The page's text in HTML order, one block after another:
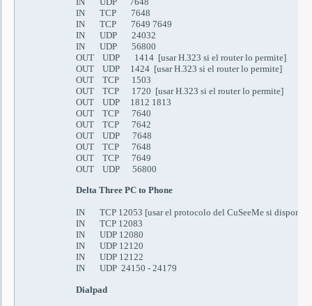
IN TCP 7648
IN TCP 7649 7649
IN UDP 24032
IN UDP 56800
OUT UDP 1414 [usarH.323 si el router lo permite]
OUT UDP 1424 [usarH.323 si el router lo permite]
OUT TCP 1503
OUT TCP 1720 [usarH.323 si el router lo permite]
OUT UDP 1812 1813
OUT TCP 7640
OUT TCP 7642
OUT UDP 7648
OUT TCP 7648
OUT TCP 7649
OUT UDP 56800
Delta Three PC to Phone
IN TCP 12053 [usar el protocolo del CuSeeMe si dispones
IN TCP 12083
IN UDP 12080
IN UDP 12120
IN UDP 12122
IN UDP 24150 - 24179
Dialpad